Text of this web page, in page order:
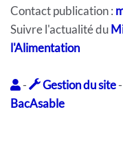
Contact publication :
Suivre l'actualité du
l'Alimentation
- Gestion du site-
BacAsable